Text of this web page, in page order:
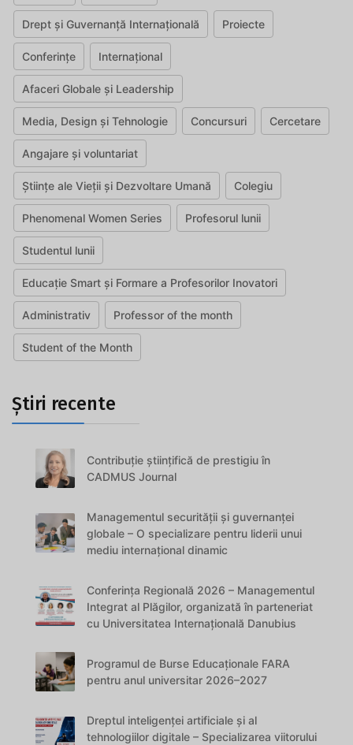
Drept și Guvernanță Internațională Proiecte
Conferințe Internațional
Afaceri Globale și Leadership
Media, Design și Tehnologie Concursuri Cercetare
Angajare și voluntariat
Științe ale Vieții și Dezvoltare Umană Colegiu
Phenomenal Women Series Profesorul lunii
Studentul lunii
Educație Smart și Formare a Profesorilor Inovatori
Administrativ Professor of the month
Student of the Month
Știri recente
Contribuție științifică de prestigiu în
CADMUS Journal
Managementul securității și guvernanței
globale – O specializare pentru liderii unui
mediu internațional dinamic
Conferința Regională 2026 – Managementul
Integrat al Plăgilor, organizată în parteneriat
cu Universitatea Internațională Danubius
Programul de Burse Educaționale FARA
pentru anul universitar 2026–2027
Dreptul inteligenței artificiale și al
tehnologiilor digitale – Specializarea viitorului